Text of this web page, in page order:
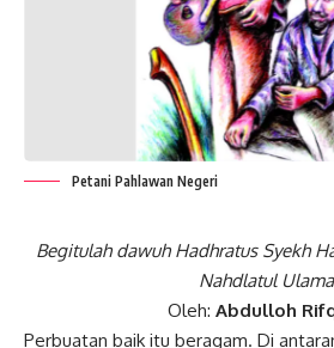
Petani Pahlawan Negeri
Begitulah dawuh Hadhratus Syekh
Nahdlatul
Oleh: Abdulloh
Perbuatan baik itu beragam. Di